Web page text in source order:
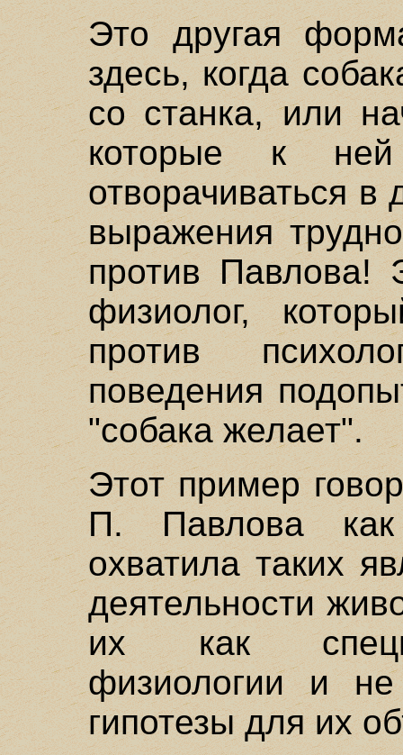
Это другая
здесь, когда
со станка, или
которые к ней
отворачиваться в
выражения
против Павлова!
физиолог,
против
поведения
"собака желает".
Этот пример
П. Павлова
охватила таких
деятельности
их как
физиологии и
гипотезы для их